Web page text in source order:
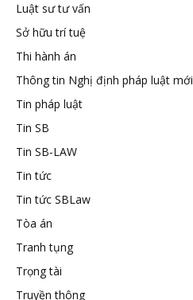
Luật sư tư vấn
Sở hữu trí tuệ
Thi hành án
Thông tin Nghị định pháp luật mới
Tin pháp luật
Tin SB
Tin SB-LAW
Tin tức
Tin tức SBLaw
Tòa án
Tranh tụng
Trọng tài
Truyền thông